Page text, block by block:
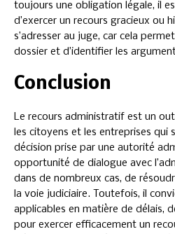
toujours une obligation légale, il
d’exercer un recours gracieux ou
s’adresser au juge, car cela
dossier et d’identifier les
Conclusion
Le recours administratif est un
les citoyens et les entreprises qui
décision prise par une autorité
opportunité de dialogue avec
dans de nombreux cas, de
la voie judiciaire. Toutefois, il
applicables en matière de délais,
pour exercer efficacement un